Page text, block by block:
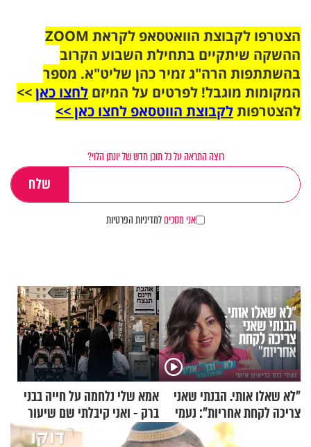
הצטרפו לקבוצת הוואטסאפ לקראת ZOOM
ההשקה שיתקיים בתחילת השבוע הקרוב
בהשתתפות הרה"ג זמיר כהן שליט"א. מספר
המקומות מוגבל! לפרטים על המיזם לחצו כאן>>
להצטרפותלקבוצת הווטסאפ לחצו כאן >>
רוצה התראה על כל תוכן חדש של יונתן הלוי?
אני מסכיםלמדיניות הפרטיות
"לא שאלו אותי. הבנתי שאני
צריכה לקחת אחריות": נעמי
בנט בריאיון אישי
אמא שלי נלחמה על חייה בבני
ברק - ואני קיבלתי שם שיעור
באהבת חינם